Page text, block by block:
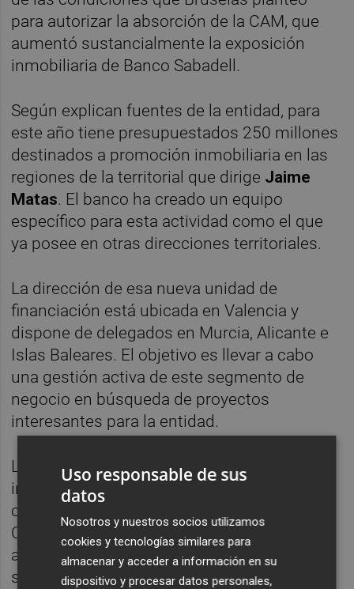
para autorizar la absorción de la CAM, que
aumentó sustancialmente la exposición
inmobiliaria de Banco Sabadell.
Según explican fuentes de la entidad, para
este año tiene presupuestados 250 millones
destinados a promoción inmobiliaria en las
regiones de la territorial que dirige Jaime
Matas. El banco ha creado un equipo
específico para esta actividad como el que
ya posee en otras direcciones territoriales.
La dirección de esa nueva unidad de
financiación está ubicada en Valencia y
dispone de delegados en Murcia, Alicante e
Islas Baleares. El objetivo es llevar a cabo
una gestión activa de este segmento de
negocio en búsqueda de proyectos
interesantes para la entidad.
La desaparición del veto coincide con el
incipiente despertar de la actividad
constructora en algunos puntos de la
Comunitat, particularmente en la costa
alicantina, donde la demanda extranjera de
segundas residencias ha provocado que las
Uso responsable de sus
datos
Nosotros y nuestros socios utilizamos
cookies y tecnologías similares para
almacenar y acceder a información en su
dispositivo y procesar datos personales,